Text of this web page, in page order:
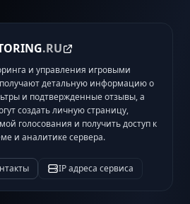
.RU
и управления игровыми
детальную информацию о
и подтвержденные отзывы, а
создать личную страницу,
голосования и получить доступ к
и аналитике сервера.
IP адреса сервиса